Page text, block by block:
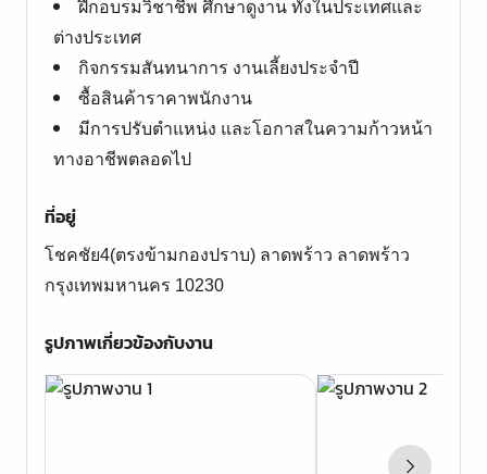
ฝึกอบรมวิชาชีพ ศึกษาดูงาน ทั้งในประเทศและ
ต่างประเทศ
กิจกรรมสันทนาการ งานเลี้ยงประจำปี
ซื้อสินค้าราคาพนักงาน
มีการปรับตำแหน่ง และโอกาสในความก้าวหน้า
ทางอาชีพตลอดไป
ที่อยู่
โชคชัย4(ตรงข้ามกองปราบ) ลาดพร้าว ลาดพร้าว
กรุงเทพมหานคร 10230
รูปภาพเกี่ยวข้องกับงาน